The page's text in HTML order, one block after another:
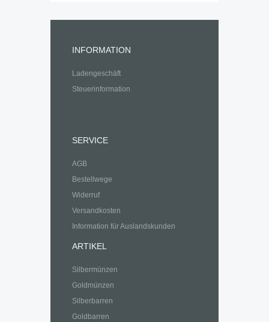
INFORMATION
Ladengeschäft
Steuerinformation
SERVICE
AGB
Bestellwege
Widerruf
Versandkosten
Information für Auslandskunden
ARTIKEL
Silbermünzen
Goldmünzen
Silberbarren
Goldbarren